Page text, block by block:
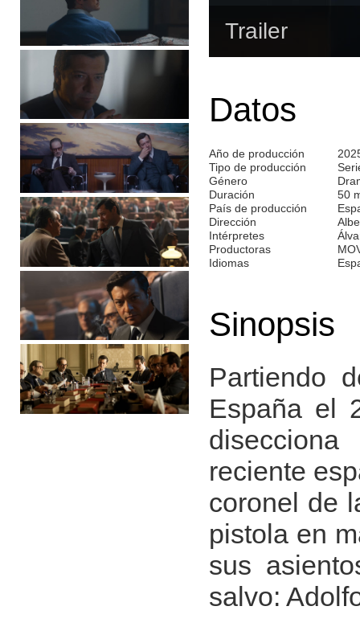
Trailer
Datos
Año de producción
Tipo de producción
Género
Duración
50
País de producción
Dirección
Intérpretes
Productoras
Idiomas
Sinopsis
Partiendo
España el
reciente
coronel de
pistola en
sus
salvo: